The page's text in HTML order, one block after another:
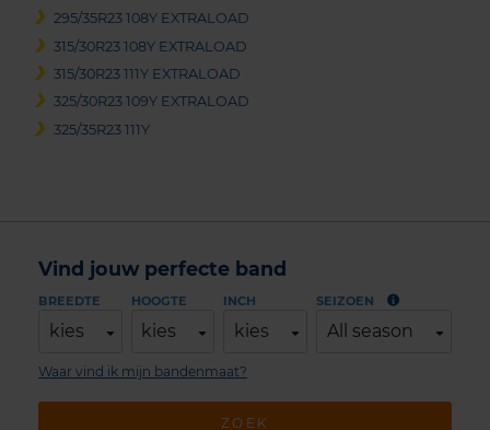
295/35R23 108Y EXTRALOAD
315/30R23 108Y EXTRALOAD
315/30R23 111Y EXTRALOAD
325/30R23 109Y EXTRALOAD
325/35R23 111Y
Vind jouw perfecte band
BREEDTE
kies
HOOGTE
kies
INCH
kies
SEIZOEN
All season
ZOEK
Waar vind ik mijn bandenmaat?